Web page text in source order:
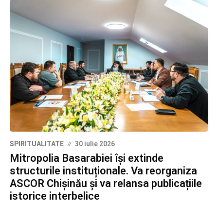
SPIRITUALITATE 30 iulie 2026
Mitropolia Basarabiei își extinde
structurile instituționale. Va reorganiza
ASCOR Chișinău și va relansa publicațiile
istorice interbelice